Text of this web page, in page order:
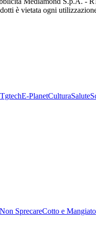
è vietata ogni
TgtechE-PlanetCulturaSalute
Non SprecareCotto e Mangiato